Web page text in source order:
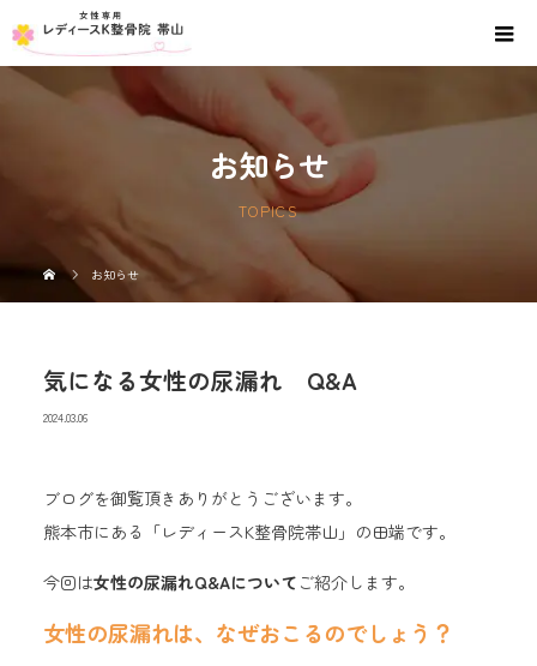
お知らせ
TOPICS
お知らせ
気になる女性の尿漏れ Q&A
2024.03.06
ブログを御覧頂きありがとうございます。
熊本市にある「レディースK整骨院帯山」の田端です。
今回は女性の尿漏れQ&Aについて ご紹介します。
女性の尿漏れは、なぜおこるのでしょう？